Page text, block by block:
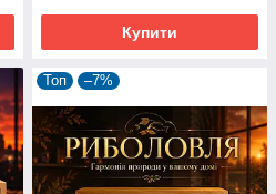
Купити
Топ –7%